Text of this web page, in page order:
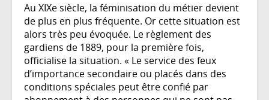
Au XIXe siècle, la féminisation du métier devient
de plus en plus fréquente. Or cette situation est
alors très peu évoquée. Le règlement des
gardiens de 1889, pour la première fois,
officialise la situation. « Le service des feux
d’importance secondaire ou placés dans des
conditions spéciales peut être confié par